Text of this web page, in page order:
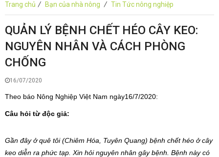
Trang chủ / Bạn của nhà nông / Tin Tức nông nghiệp
QUẢN LÝ BỆNH CHẾT HÉO CÂY KEO:
NGUYÊN NHÂN VÀ CÁCH PHÒNG
CHỐNG
16/07/2020
Theo báo Nông Nghiệp Việt Nam ngày16/7/2020:
Câu hỏi từ độc giả:
Gần đây ở quê tôi (Chiêm Hóa, Tuyên Quang) bệnh chết héo ở cây
keo diễn ra phức tạp. Xin hỏi nguyên nhân gây bệnh. Bệnh này có